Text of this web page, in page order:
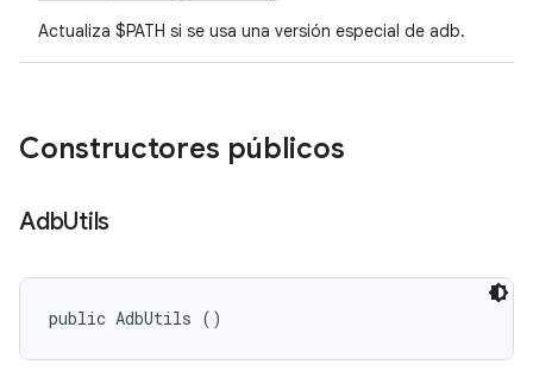
Actualiza $PATH si se usa una versión especial de adb.
Constructores públicos
AdbUtils
public AdbUtils ()